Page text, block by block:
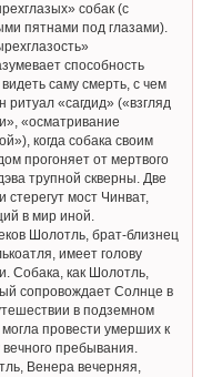
собак (с
пятнами под глазами).
способность
видеть саму смерть, с чем
ритуал «сагдид» («взгляд
«осматривание
когда собака своим
прогоняет от мертвого
трупной скверны. Две
стерегут мост Чинват,
в мир иной.
Шолотль, брат-близнец
имеет голову
Собака, как Шолотль,
сопровождает Солнце в
в подземном
провести умерших к
вечного пребывания.
Венера вечерняя,